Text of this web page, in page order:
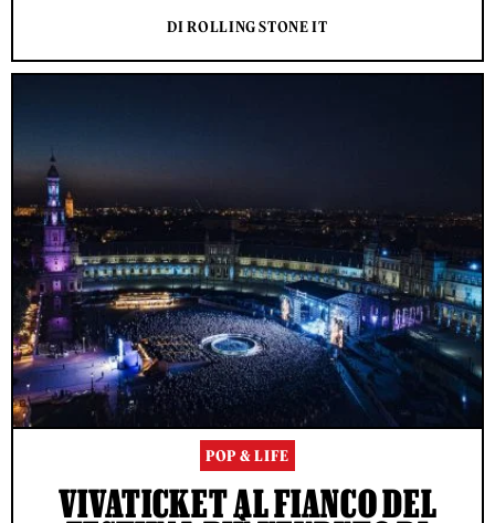
DI ROLLING STONE IT
POP & LIFE
VIVATICKET AL FIANCO DEL